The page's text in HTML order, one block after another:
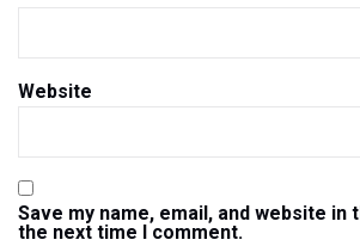
Website
Save my name, email, and website
the next time I comment.